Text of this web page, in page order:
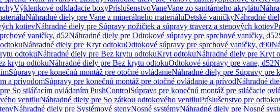
Výklenkové odkladacie boxyPríslušenstvoVaneVane zo sanitárneho akrylátu
Náhradné diely pre Vane z minerálneho materiáluDetské vaničkyNáhradné
kotievNáhradné diely pre Súpravy nožičiek a súpravy traverz a stenových kotiev
vaničky, d52Náhradné diely pre Odtokové súpravy pre sprchové vaničky, d52
Náhradné diely pre Kryt odtokuOdtokové súpravy pre sprchové vaničky, d90
odtokuNáhradné diely pre Bez krytu odtokuKryt odtokuNáhradné diely pre Kryt
krytu odtokuNáhradné diely pre Bez krytu odtokuOdtokové súpravy pre vane, d52
Súpravy pre konečnú montáž pre otočné ovládanieNáhradné diely pre Súpravy pre
a prívodomSúpravy pre konečnú montáž pre otočné ovládanie a prívodNáhradné
So stláčacím ovládaním PushControlSúprava pre konečnú montáž pre stláčacie
ventiluNáhradné diely pre So zátkou odtokového ventiluPríslušenstvo pre
Náhradné diely pre Systémové stenyNosné systémyNáhradné diely pre Nosné